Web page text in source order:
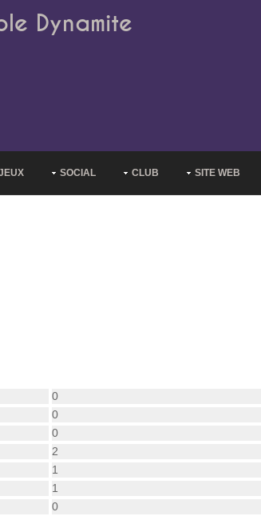
Dynamite
SOCIAL CLUB SITE WEB
0
0
0
2
1
1
0